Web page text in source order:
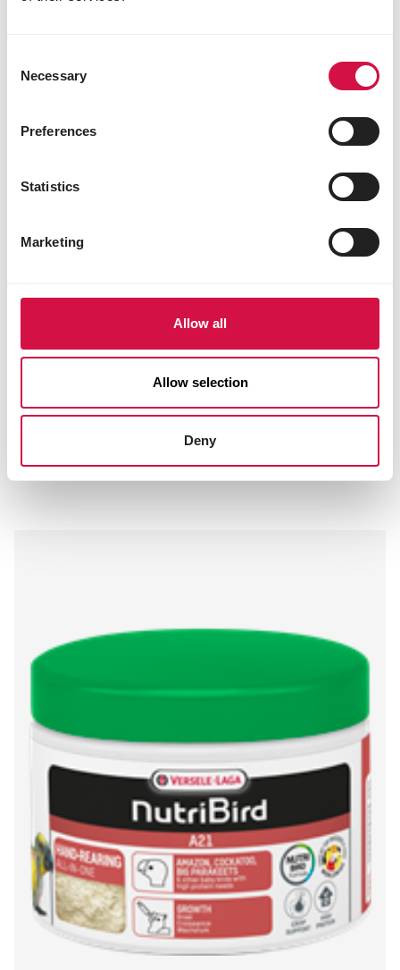
Selection
Necessary
Preferences
Statistics
Marketing
Allow all
Allow selection
Deny
acide folique 1,5 mg
3b202 (iode) 2 mg
3b605 (zinc) 96 mg
Additifs technologiques
D'autres visiteurs ont aussi